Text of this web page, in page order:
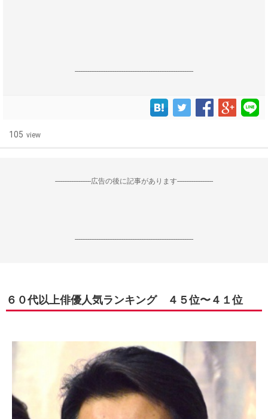
------------------------------------------------------------------
105 view
--------------------広告の後に記事があります--------------------
------------------------------------------------------------------
６０代以上俳優人気ランキング ４５位〜４１位